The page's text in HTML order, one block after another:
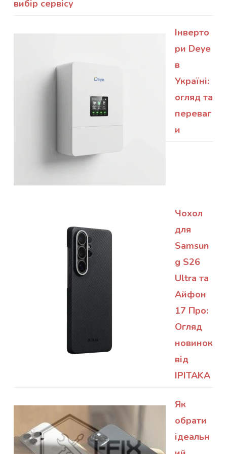
вибір сервісу
Інверто
ри Deye
в
Україні:
огляд та
переваг
и
Чохол
для
Samsun
g S26
Ultra та
Айфон
17 Про:
Огляд
новинок
від
IPITAKA
Як
обрати
ідеальн